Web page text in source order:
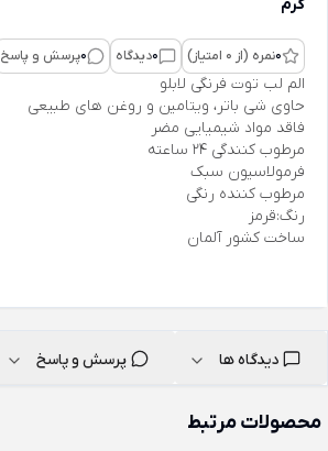
گرم
0نمره (از 0 امتیاز) 0دیدگاه 0پرسش و پاسخ
الم لب توت فرنگی لابلو
حاوی شی باتر، ویتامین و روغن های طبیعی
فاقد مواد شیمیایی مضر
مرطوب کنندگی 24 ساعته
فرمولاسیون سبک
مرطوب کننده رنگی
رنگ:قرمز
ساخت کشور آلمان
دیدگاه ها پرسش و پاسخ
محصولات مرتبط